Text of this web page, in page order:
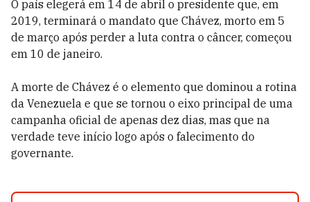
O país elegerá em 14 de abril o presidente que, em
2019, terminará o mandato que Chávez, morto em 5
de março após perder a luta contra o câncer, começou
em 10 de janeiro.
A morte de Chávez é o elemento que dominou a rotina
da Venezuela e que se tornou o eixo principal de uma
campanha oficial de apenas dez dias, mas que na
verdade teve início logo após o falecimento do
governante.